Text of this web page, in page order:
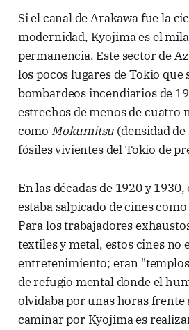
Si el canal de Arakawa fue la
modernidad, Kyojima es el
permanencia. Este sector de
los pocos lugares de Tokio que
bombardeos incendiarios de
estrechos de menos de cuatro
como Mokumitsu (densidad
fósiles vivientes del Tokio de
En las décadas de 1920 y
estaba salpicado de cines como
Para los trabajadores
textiles y metal, estos cines no
entretenimiento; eran
de refugio mental donde el
olvidaba por unas horas frente
caminar por Kyojima es